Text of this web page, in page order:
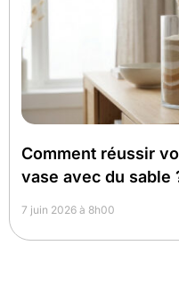
Comment réussir
vase avec du sable
7 juin 2026 à 8h00